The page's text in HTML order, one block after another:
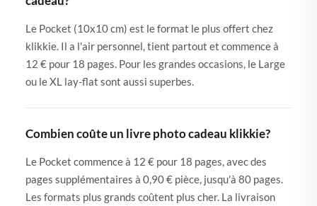
Le Pocket (10x10 cm) est le format le plus offert chez
klikkie. Il a l'air personnel, tient partout et commence à
12 € pour 18 pages. Pour les grandes occasions, le Large
ou le XL lay-flat sont aussi superbes.
Combien coûte un livre photo cadeau klikkie?
Le Pocket commence à 12 € pour 18 pages, avec des
pages supplémentaires à 0,90 € pièce, jusqu'à 80 pages.
Les formats plus grands coûtent plus cher. La livraison